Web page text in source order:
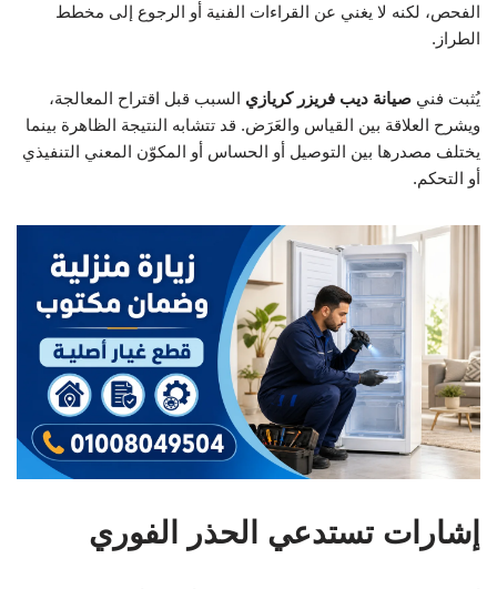
الفحص، لكنه لا يغني عن القراءات الفنية أو الرجوع إلى مخطط
الطراز.
يُثبت فني صيانة ديب فريزر كريازي السبب قبل اقتراح المعالجة،
ويشرح العلاقة بين القياس والعَرَض. قد تتشابه النتيجة الظاهرة بينما
يختلف مصدرها بين التوصيل أو الحساس أو المكوّن المعني التنفيذي
أو التحكم.
إشارات تستدعي الحذر الفوري